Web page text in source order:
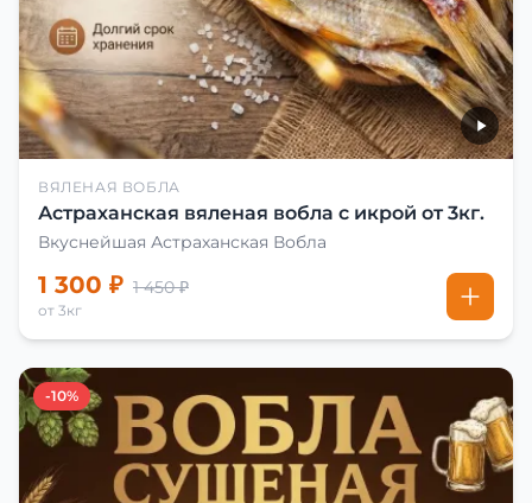
ВЯЛЕНАЯ ВОБЛА
Астраханская вяленая вобла с икрой от 3кг.
Вкуснейшая Астраханская Вобла
1 300 ₽ 1 450 ₽
от 3кг
-10%